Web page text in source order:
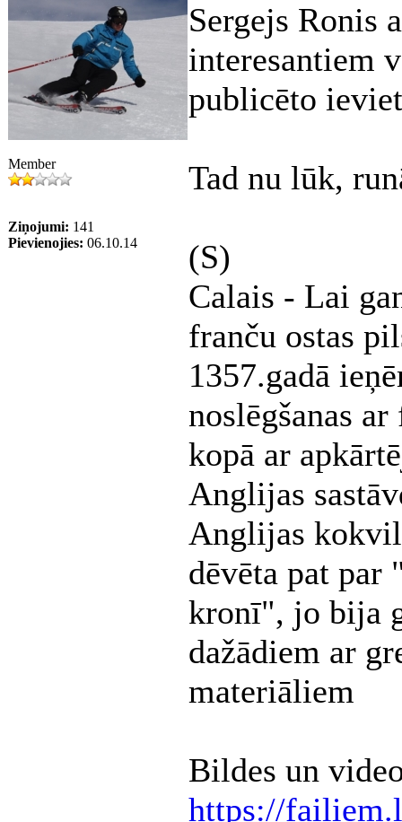
Member
Ziņojumi: 141
Pievienojies: 06.10.14
Sergejs Ronis
interesantiem
publicēto
Tad nu lūk,
(S)
Calais - Lai
franču ostas
1357.gadā
noslēgšanas
kopā ar
Anglijas
Anglijas
dēvēta pat
kronī", jo bija
dažādiem ar
materiāliem
Bildes un
https://